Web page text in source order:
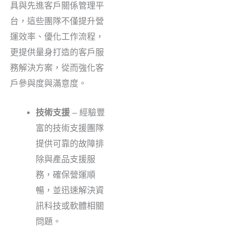
具與先進客戶關係管理平
台，這些團隊不僅提升營
運效率、優化工作流程，
更提供量身打造的客戶服
務解決方案，從而強化客
戶參與度與滿意度。
技術支援 – 經驗豐
富的技術支援團隊
提供可靠的故障排
除與產品支援服
務，確保營運順
暢，並迅速解決資
訊科技或軟體相關
問題。